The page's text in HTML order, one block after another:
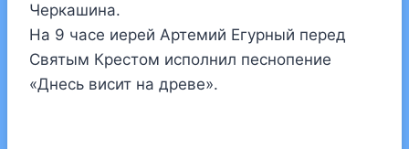
Черкашина.
На 9 часе иерей Артемий Егурный перед
Святым Крестом исполнил песнопение
«Днесь висит на древе».